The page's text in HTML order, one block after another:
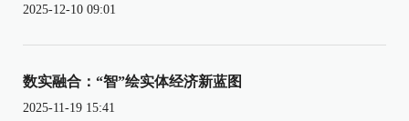
2025-12-10 09:01
数实融合：“智”绘实体经济新蓝图
2025-11-19 15:41